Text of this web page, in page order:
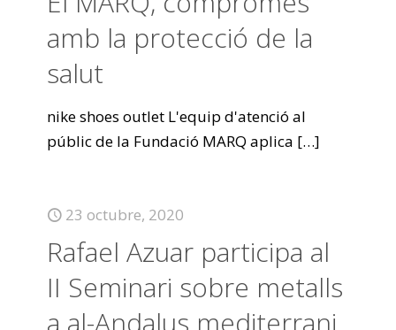
amb la protecció de la
salut
nike shoes outlet L'equip d'atenció al
públic de la Fundació MARQ aplica […]
23 octubre, 2020
Rafael Azuar participa al
II Seminari sobre metalls
a al-Andalus mediterrani